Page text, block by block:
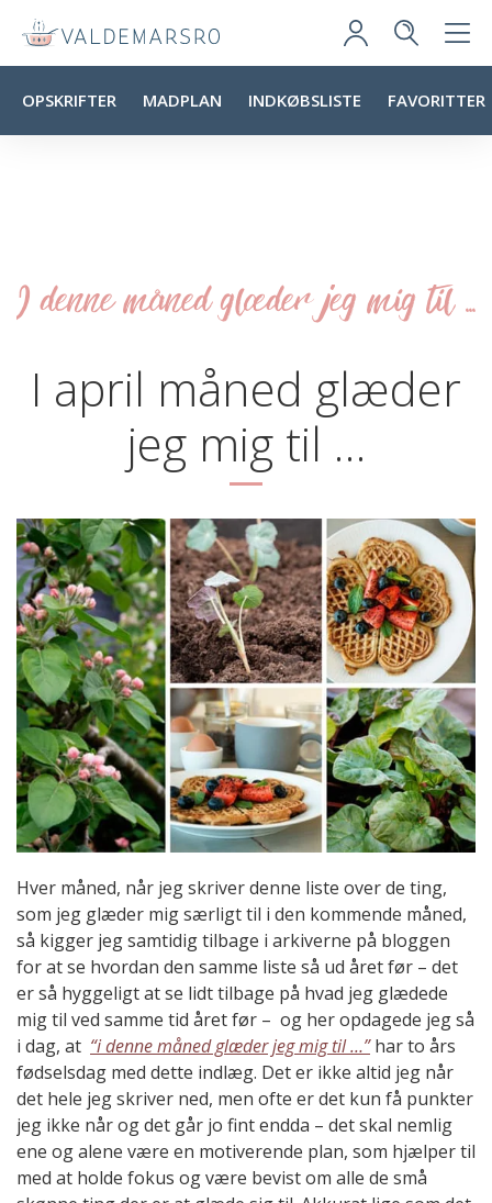
OPSKRIFTER MADPLAN INDKØBSLISTE FAVORITTER
I denne måned glæder jeg mig til ...
I april måned glæder
jeg mig til …
Hver måned, når jeg skriver denne liste over de ting,
som jeg glæder mig særligt til i den kommende måned,
så kigger jeg samtidig tilbage i arkiverne på bloggen
for at se hvordan den samme liste så ud året før – det
er så hyggeligt at se lidt tilbage på hvad jeg glædede
mig til ved samme tid året før – og her opdagede jeg så
i dag, at “i denne måned glæder jeg mig til …”har to års
fødselsdag med dette indlæg. Det er ikke altid jeg når
det hele jeg skriver ned, men ofte er det kun få punkter
jeg ikke når og det går jo fint endda – det skal nemlig
ene og alene være en motiverende plan, som hjælper til
med at holde fokus og være bevist om alle de små